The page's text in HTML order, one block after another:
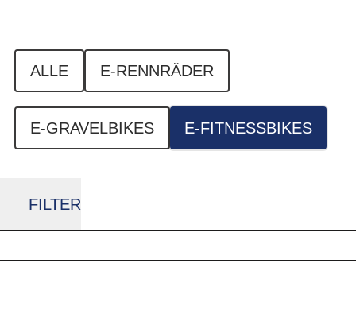
ALLE E-RENNRÄDER
E-GRAVELBIKES E-FITNESSBIKES
FILTER